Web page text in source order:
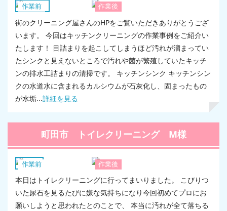
作業前 作業後
キッチン
街のクリーニング屋さんのHPをご覧いただきありがとうござ
います。 今回はキッチンクリーニングの作業事例をご紹介い
たします！ 目詰まりを起こしてしまうほど汚れが溜まってい
たシンクと見えないところで汚れや菌が繁殖していたキッチ
ンの排水工詰まりの清掃です。 キッチンシンク キッチンシン
クの水道水に含まれるカルシウムが石灰化し、固まったもの
が水垢...詳細を見る
町田市 トイレクリーニング M様
作業前 作業後
トイレ
本日はトイレクリーニングに行ってまいりました。 こびりつ
いた尿石を見るたびに嫌な気持ちになり今回初めてプロにお
願いしようと思われたとのことで、 本当に汚れが全て落ちる